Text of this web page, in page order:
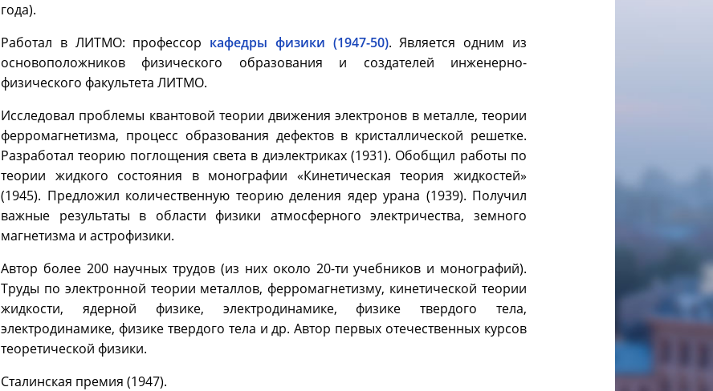
года).
Работал в ЛИТМО: профессор кафедры физики (1947-50). Является одним из
основоположников физического образования и создателей инженерно-
физического факультета ЛИТМО.
Исследовал проблемы квантовой теории движения электронов в металле, теории
ферромагнетизма, процесс образования дефектов в кристаллической решетке.
Разработал теорию поглощения света в диэлектриках (1931). Обобщил работы по
теории жидкого состояния в монографии «Кинетическая теория жидкостей»
(1945). Предложил количественную теорию деления ядер урана (1939). Получил
важные результаты в области физики атмосферного электричества, земного
магнетизма и астрофизики.
Автор более 200 научных трудов (из них около 20-ти учебников и монографий).
Труды по электронной теории металлов, ферромагнетизму, кинетической теории
жидкости, ядерной физике, электродинамике, физике твердого тела,
электродинамике, физике твердого тела и др. Автор первых отечественных курсов
теоретической физики.
Сталинская премия (1947).